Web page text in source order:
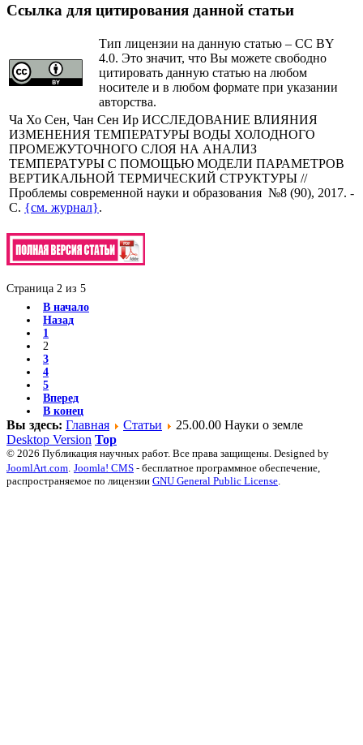
Ссылка для цитирования данной статьи
Тип лицензии на данную статью – CC BY
4.0. Это значит, что Вы можете свободно
цитировать данную статью на любом
носителе и в любом формате при указании
авторства.
Ча Хо Сен, Чан Сен Ир ИССЛЕДОВАНИЕ ВЛИЯНИЯ
ИЗМЕНЕНИЯ ТЕМПЕРАТУРЫ ВОДЫ ХОЛОДНОГО
ПРОМЕЖУТОЧНОГО СЛОЯ НА АНАЛИЗ
ТЕМПЕРАТУРЫ С ПОМОЩЬЮ МОДЕЛИ ПАРАМЕТРОВ
ВЕРТИКАЛЬНОЙ ТЕРМИЧЕСКИЙ СТРУКТУРЫ //
Проблемы современной науки и образования №8 (90), 2017. -
С. {см. журнал}.
Страница 2 из 5
В начало
Назад
1
2
3
4
5
Вперед
В конец
Вы здесь: Главная Статьи
25.00.00 Науки о земле
Desktop Version Top
© 2026 Публикация научных работ. Все права защищены. Designed by
JoomlArt.com Joomla! CMS - бесплатное программное обеспечение,
распространяемое по лицензии GNU General Public License